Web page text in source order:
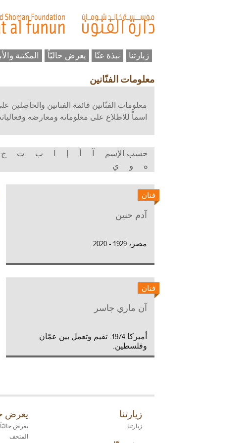
زيارتنا نبذة عنّا يعرض حاليّاً المكتبة
معلومات الفنّانين
معلومات الفنّانين قائمة الفنانين والحاصلين
اسماً للاطلاع على معلوماته ومعارضه
حسب الإسم آ أ إ ا ب ت ج
ه
و ي
فنان
آدم حنين
مصر، 1929 - 2020.
فنان
آن ماري جاسر
أميركا 1974. تقيم وتعمل بين عمّان
وفلسطين.
زيارتنا
زيارتنا
يعرض
يعرض حاليّاً
المتحف